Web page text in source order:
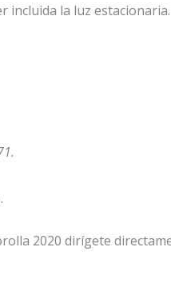
incluida la luz estacionaria.
2020 dirígete